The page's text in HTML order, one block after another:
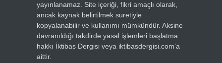
yayınlanamaz. Site içeriği, fikri amaçlı olarak,
ancak kaynak belirtilmek suretiyle
kopyalanabilir ve kullanımı mümkündür. Aksine
davranıldığı takdirde yasal işlemleri başlatma
hakkı İktibas Dergisi veya iktibasdergisi.com’a
aittir.